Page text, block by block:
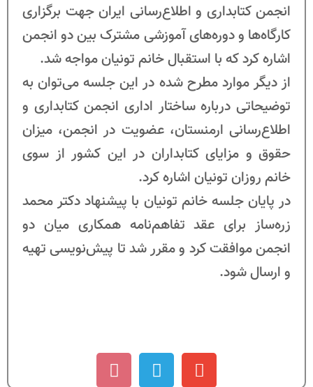
انجمن کتابداری و اطلاع‌رسانی ایران جهت برگزاری
کارگاه‌ها و دوره‌های آموزشی مشترک بین دو انجمن
اشاره کرد که با استقبال خانم تونیان مواجه شد.
از دیگر موارد مطرح شده در این جلسه می‌توان به
توضیحاتی درباره ساختار اداری انجمن کتابداری و
اطلاع‌رسانی ارمنستان، عضویت در انجمن، میزان
حقوق و مزایای کتابداران در این کشور از سوی
خانم روزان تونیان اشاره کرد.
در پایان جلسه خانم تونیان با پیشنهاد دکتر محمد
زره‌ساز برای عقد تفاهم‌نامه همکاری میان دو
انجمن موافقت کرد و مقرر شد تا پیش‌نویسی تهیه
و ارسال شود.